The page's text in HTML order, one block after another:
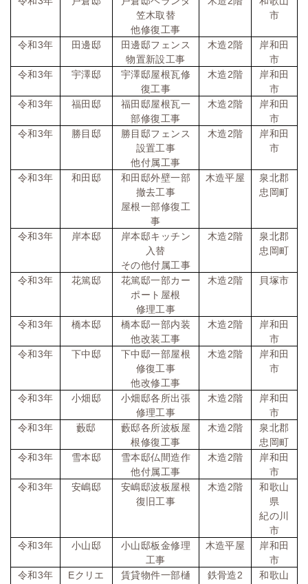
笠木取替
他修復工事
市
令和3年 田邊邸
田邊邸フェンス
物置新設工事
木造2階
岸和田
市
令和3年 宇澤邸
宇澤邸屋根瓦修
復工事
木造2階
岸和田
市
令和3年 福田邸
福田邸屋根瓦一
部修復工事
木造2階
岸和田
市
令和3年 勝目邸
勝目邸フェンス
設置工事
他付属工事
木造2階
岸和田
市
令和3年 和田邸
和田邸外壁一部
撤去工事
屋根一部修復工
事
木造平屋
泉北郡
忠岡町
令和3年 岸本邸
岸本邸キッチン
入替
その他付属工事
木造2階
泉北郡
忠岡町
令和3年 花篤邸
花篤邸一部カー
ポート屋根
修理工事
木造2階 貝塚市
令和3年 橋本邸
橋本邸一部内装
他改装工事
木造2階
岸和田
市
令和3年 下中邸
下中邸一部屋根
修復工事
他改修工事
木造2階
岸和田
市
令和3年 小畑邸
小畑邸各所出張
修理工事
木造2階
岸和田
市
令和3年 藪邸
藪邸各所波板屋
根修復工事
木造2階
泉北郡
忠岡町
令和3年 雪本邸
雪本邸仏間造作
他付属工事
木造2階
岸和田
市
令和3年 安嶋邸
安嶋邸波板屋根
復旧工事
木造2階
和歌山
県
紀の川
市
令和3年 小山邸
小山邸板金修理
工事
木造平屋
岸和田
市
令和3年 Eクリエ
賃貸物件一部樋
鉄骨造2
和歌山